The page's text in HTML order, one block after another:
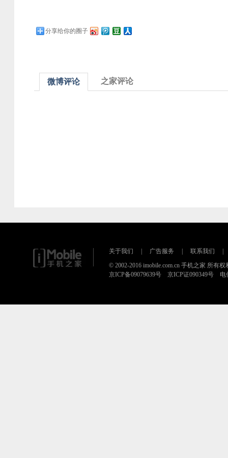
分享给你的圈子
微博评论 之家评论
关于我们 广告服务 联系我们
© 2002-2016 imobile.com.cn 手机之家 所有权
京ICP备09079639号 京ICP证090349号 电